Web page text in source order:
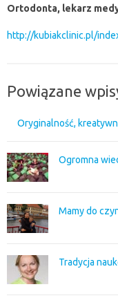
Ortodonta, lekarz
http://kubiakclinic.pl/
Powiązane
Oryginalność,
Ogromna
Mamy do
Tradycja